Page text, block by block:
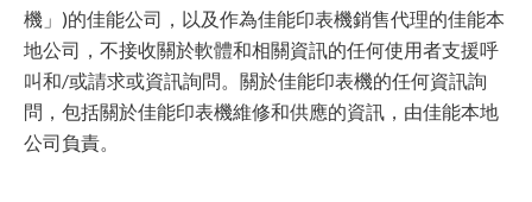
機」)的佳能公司，以及作為佳能印表機銷售代理的佳能本
地公司，不接收關於軟體和相關資訊的任何使用者支援呼
叫和/或請求或資訊詢問。關於佳能印表機的任何資訊詢
問，包括關於佳能印表機維修和供應的資訊，由佳能本地
公司負責。